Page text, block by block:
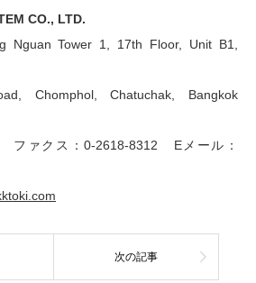
CO., LTD.
Tower 1, 17th Floor, Unit B1,
Chomphol, Chatuchak, Bangkok
ファクス：0-2618-8312 Eメール：
次の記事